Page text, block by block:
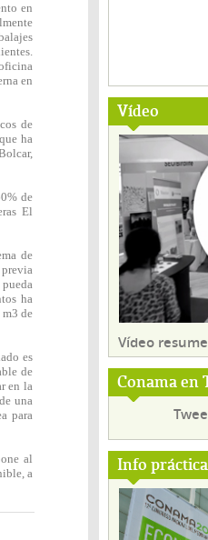
Vídeo
Vídeo
Conama en
Info práctica
en
en
de
ha
de
El
de
ha
de
es
de
en la
una
para
al
a